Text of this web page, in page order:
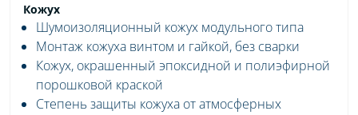
Кожух
Шумоизоляционный кожух модульного типа
Монтаж кожуха винтом и гайкой, без сварки
Кожух, окрашенный эпоксидной и полиэфирной
порошковой краской
Степень защиты кожуха от атмосферных